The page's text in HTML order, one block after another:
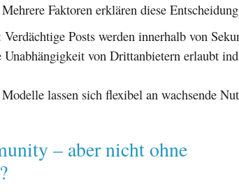
Faktoren erklären diese
Posts werden innerhalb von
von Drittanbietern erlaubt
lassen sich flexibel an wachsende
– aber nicht ohne